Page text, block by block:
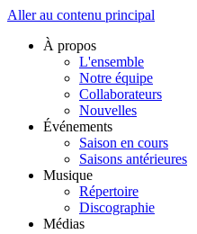
Aller au contenu principal
À propos
L'ensemble
Notre équipe
Collaborateurs
Nouvelles
Événements
Saison en cours
Saisons antérieures
Musique
Répertoire
Discographie
Médias